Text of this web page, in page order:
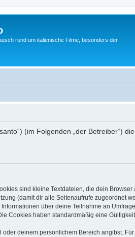
rund um italienische Filme, besonders der
(im Folgenden „der Betreiber“)
sind kleine Textdateien, die dein
(damit dir alle Seitenaufrufe zugeordnet
über deine Teilnahme an
Cookies haben standardmäßig eine
deinem persönlichem Bereich angibst.